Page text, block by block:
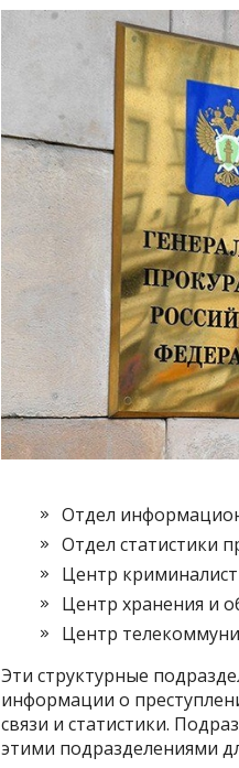
Отдел
Отдел статистики
Центр
Центр хранения и
Центр
Эти структурные
информации о
связи и статистики.
этими подразделениями